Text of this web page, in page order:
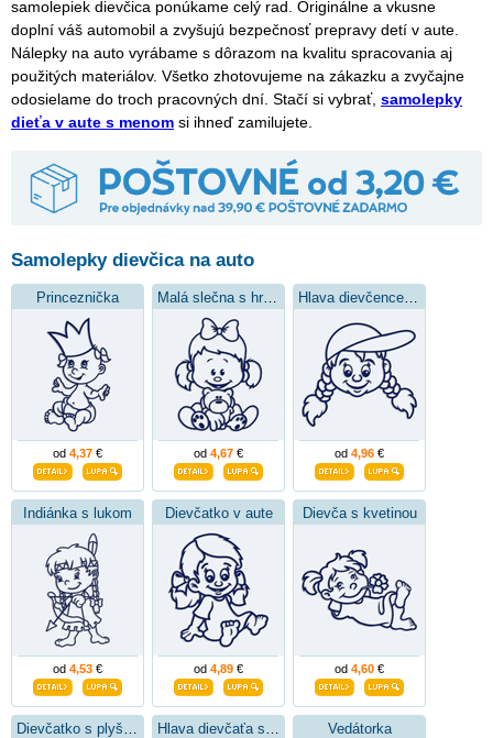
samolepiek dievčica ponúkame celý rad. Originálne a vkusne
doplní váš automobil a zvyšujú bezpečnosť prepravy detí v aute.
Nálepky na auto vyrábame s dôrazom na kvalitu spracovania aj
použitých materiálov. Všetko zhotovujeme na zákazku a zvyčajne
odosielame do troch pracovných dní. Stačí si vybrať, samolepky
dieťa v aute s menom si ihneď zamilujete.
Samolepky dievčica na auto
Princeznička
od 4,37 € od 4,67 € od 4,96 €
Indiánka s lukom
od 4,53 €
Dievčatko v aute
od 4,89 €
Dievča s kvetinou
od 4,60 €
Vedátorka